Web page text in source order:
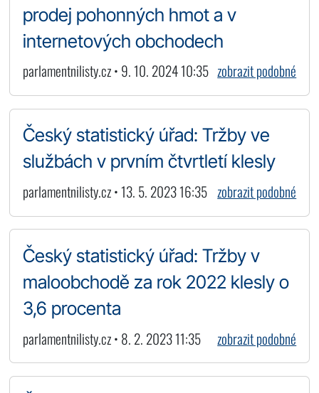
prodej pohonných hmot a v
internetových obchodech
parlamentnilisty.cz • 9. 10. 2024 10:35 zobrazit podobné
Český statistický úřad: Tržby ve
službách v prvním čtvrtletí klesly
parlamentnilisty.cz • 13. 5. 2023 16:35 zobrazit podobné
Český statistický úřad: Tržby v
maloobchodě za rok 2022 klesly o
3,6 procenta
parlamentnilisty.cz • 8. 2. 2023 11:35 zobrazit podobné